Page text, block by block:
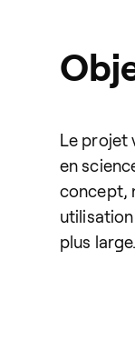
Le projet
en
concept,
plus large.